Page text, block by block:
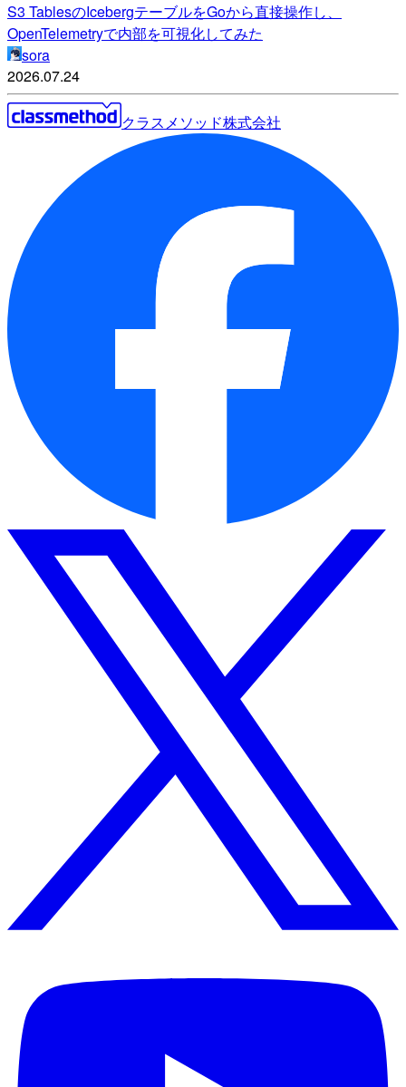
S3 TablesのIcebergテーブルをGoから直接操作し、
OpenTelemetryで内部を可視化してみた
sora
2026.07.24
クラスメソッド株式会社